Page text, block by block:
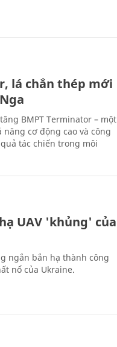
lá chắn thép mới
BMPT Terminator – một
cơ động cao và công
tác chiến trong môi
UAV 'khủng' của
ngắn bắn hạ thành công
nổ của Ukraine.